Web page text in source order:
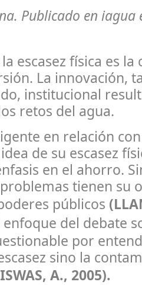
Publicado en iagua
escasez física es
La innovación,
institucional
retos del agua.
en relación
de su escasez
en el ahorro.
tienen su
públicos
enfoque del debate
por
sino la
A., 2005).